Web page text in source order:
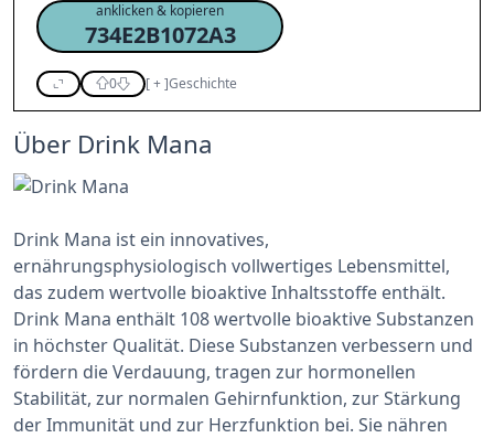
anklicken & kopieren
734E2B1072A3
0 [+]Geschichte
Über Drink Mana
Drink Mana ist ein innovatives,
ernährungsphysiologisch vollwertiges Lebensmittel,
das zudem wertvolle bioaktive Inhaltsstoffe enthält.
Drink Mana enthält 108 wertvolle bioaktive Substanzen
in höchster Qualität. Diese Substanzen verbessern und
fördern die Verdauung, tragen zur hormonellen
Stabilität, zur normalen Gehirnfunktion, zur Stärkung
der Immunität und zur Herzfunktion bei. Sie nähren